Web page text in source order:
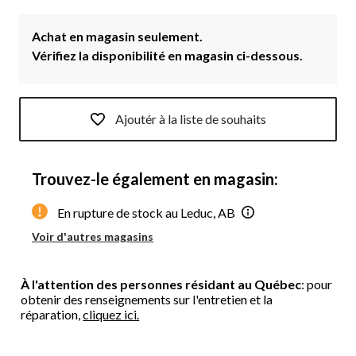
Achat en magasin seulement.
Vérifiez la disponibilité en magasin ci-dessous.
Ajoutér à la liste de souhaits
Trouvez-le également en magasin:
En rupture de stock au Leduc, AB
Voir d'autres magasins
À l'attention des personnes résidant au Québec: pour
obtenir des renseignements sur l'entretien et la
réparation,cliquez ici.